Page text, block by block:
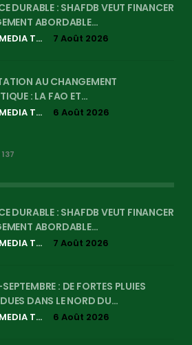
DURABLE : SHAFDB VEUT FINANCER
ABORDABLE…
EPLUS MEDIA TV 7 Août 2026
AU CHANGEMENT
: LA FAO ET…
EPLUS MEDIA TV 6 Août 2026
DURABLE : SHAFDB VEUT FINANCER
ABORDABLE…
EPLUS MEDIA TV 7 Août 2026
: DE FORTES PLUIES
DANS LE NORD DU…
EPLUS MEDIA TV 6 Août 2026